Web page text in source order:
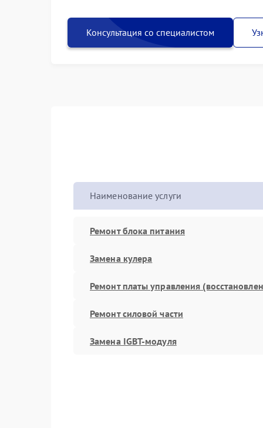
Консультация со специалистом
Наименование услуги
Ремонт блока питания
Замена кулера
Ремонт платы управления
Ремонт силовой части
Замена IGBT-модуля